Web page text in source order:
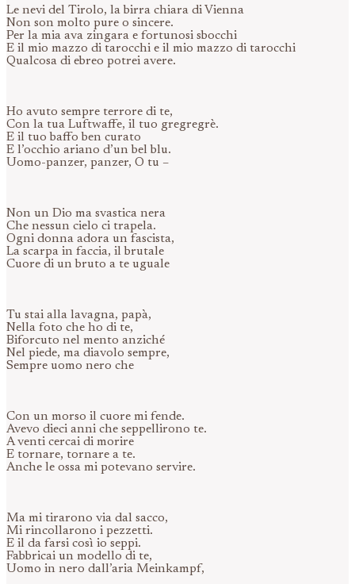
Le nevi del Tirolo, la birra chiara di Vienna
Non son molto pure o sincere.
Per la mia ava zingara e fortunosi sbocchi
E il mio mazzo di tarocchi e il mio mazzo di tarocchi
Qualcosa di ebreo potrei avere.
Ho avuto sempre terrore di te,
Con la tua Luftwaffe, il tuo gregregrè.
E il tuo baffo ben curato
E l’occhio ariano d’un bel blu.
Uomo-panzer, panzer, O tu –
Non un Dio ma svastica nera
Che nessun cielo ci trapela.
Ogni donna adora un fascista,
La scarpa in faccia, il brutale
Cuore di un bruto a te uguale
Tu stai alla lavagna, papà,
Nella foto che ho di te,
Biforcuto nel mento anziché
Nel piede, ma diavolo sempre,
Sempre uomo nero che
Con un morso il cuore mi fende.
Avevo dieci anni che seppellirono te.
A venti cercai di morire
E tornare, tornare a te.
Anche le ossa mi potevano servire.
Ma mi tirarono via dal sacco,
Mi rincollarono i pezzetti.
E il da farsi così io seppi.
Fabbricai un modello di te,
Uomo in nero dall’aria Meinkampf,